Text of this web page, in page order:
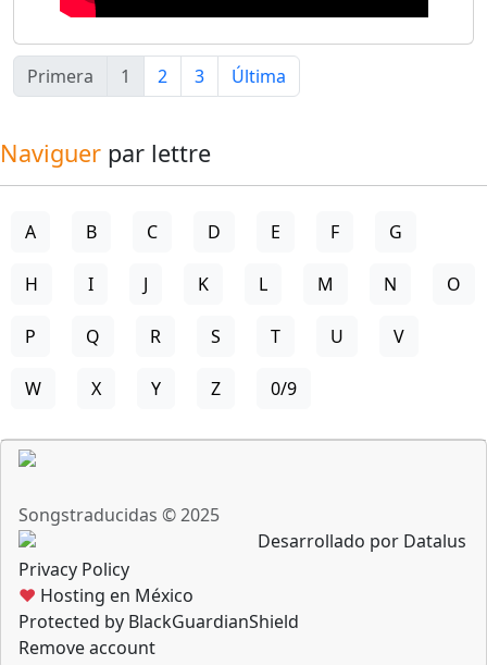
Primera 1 2 3 Última
Naviguer par lettre
A B C D E F G
H I J K L M N O
P Q R S T U V
W X Y Z 0/9
Songstraducidas © 2025
Desarrollado por Datalus
Privacy Policy
♥ Hosting en México
Protected by BlackGuardianShield
Remove account